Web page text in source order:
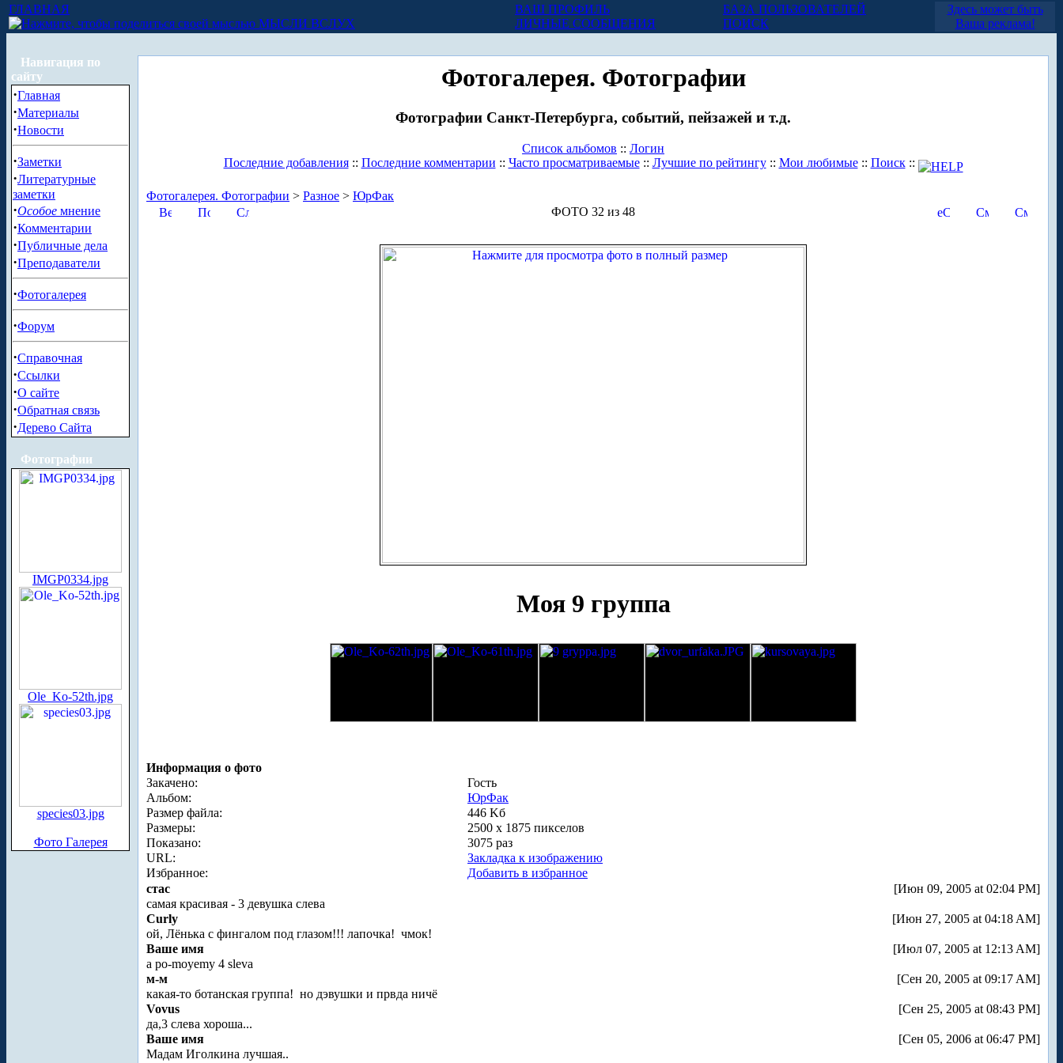
ГЛАВНАЯ
МЫСЛИ ВСЛУХ
ВАШ ПРОФИЛЬ
ЛИЧНЫЕ СООБЩЕНИЯ
БАЗА ПОЛЬЗОВАТЕЛЕЙ
ПОИСК
Здесь может быть
Ваша реклама!
Навигация по
сайту
·Главная
·Материалы
·Новости
·Заметки
·Литературные
заметки
·Особое мнение
·Комментарии
·Публичные дела
·Преподаватели
·Фотогалерея
·Форум
·Справочная
·Ссылки
·О сайте
·Обратная связь
·Дерево Сайта
Фотографии
IMGP0334.jpg
Ole_Ko-52th.jpg
species03.jpg
Фото Галерея
Фотогалерея. Фотографии
Фотографии Санкт-Петербурга, событий, пейзажей и т.д.
Список альбомов :: Логин
Последние добавления:: Последние комментарии :: Часто просматриваемые:: Лучшие по рейтингу:: Мои любимые:: Поиск::
Фотогалерея. Фотографии > Разное > ЮрФак
ФОТО 32 из 48
Моя 9 группа
Информация о фото
Закачено:
Гость
Альбом:
ЮрФак
Размер файла:
446 Kб
Размеры:
2500 x 1875 пикселов
Показано:
3075 раз
URL:
Закладка к изображению
Избранное:
Добавить в избранное
стас
[Июн 09, 2005 at 02:04 PM]
самая красивая - 3 девушка слева
Curly
[Июн 27, 2005 at 04:18 AM]
ой, Лёнька с фингалом под глазом!!! лапочка! чмок!
Ваше имя
[Июл 07, 2005 at 12:13 AM]
a po-moyemy 4 sleva
м-м
[Сен 20, 2005 at 09:17 AM]
какая-то ботанская группа! но дэвушки и првда ничё
Vovus
[Сен 25, 2005 at 08:43 PM]
да,3 слева хороша...
Ваше имя
[Сен 05, 2006 at 06:47 PM]
Мадам Иголкина лучшая..